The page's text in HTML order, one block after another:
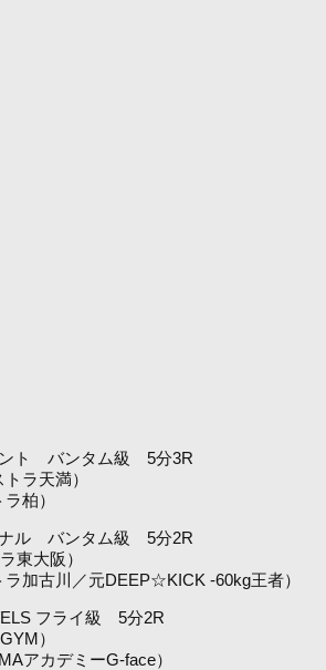
ト バンタム級 5分3R
ラ天満）
柏）
ル バンタム級 5分2R
東大阪）
加古川／元DEEP☆KICK -60kg王者）
フライ級 5分2R
）
アカデミーG-face）